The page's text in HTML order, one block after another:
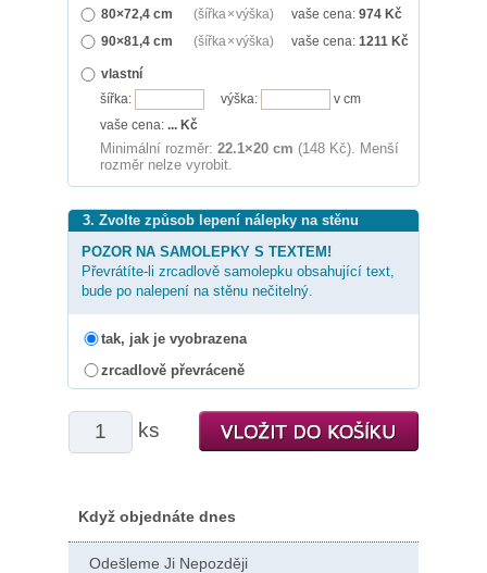
80×72,4 cm
(šířka × výška) vaše cena: 974 Kč
90×81,4 cm
(šířka × výška) vaše cena: 1211 Kč
vlastní
šířka:
výška:
v cm
vaše cena:
Kč
Minimální rozměr: 22.1×20 cm (148 Kč). Menší
rozměr nelze vyrobit.
3. Zvolte způsob lepení nálepky na stěnu
POZOR NA SAMOLEPKY S TEXTEM!
Převrátíte-li zrcadlově samolepku obsahující text,
bude po nalepení na stěnu nečitelný.
tak, jak je vyobrazena
zrcadlově převráceně
ks
Když objednáte dnes
Odešleme Ji Nepozději